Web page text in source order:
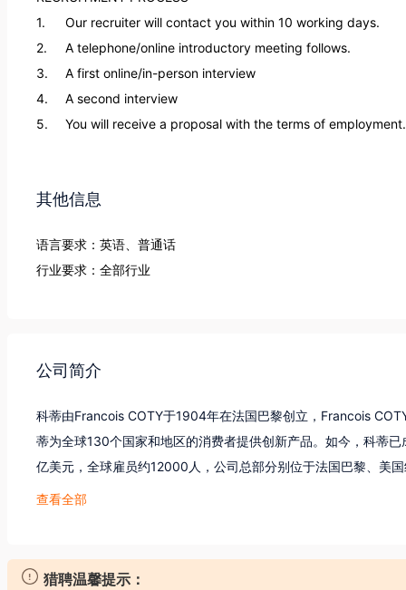
1.	Our recruiter will contact you within 10 working days.
2.	A telephone/online introductory meeting follows.
3.	A first online/in-person interview
4.	A second interview
5.	You will receive a proposal with the terms of employment.
其他信息
语言要求：英语、普通话
行业要求：全部行业
公司简介
科蒂由Francois COTY于1904年在法国巴黎创立，Francois
蒂为全球130个国家和地区的消费者提供创新产品。如今，科蒂
亿美元，全球雇员约12000人，公司总部分别位于法国巴黎、美
创造力的推动 下，科蒂已经开发出无可匹敌的产品组合，涵盖了
查看全部
猎聘温馨提示：